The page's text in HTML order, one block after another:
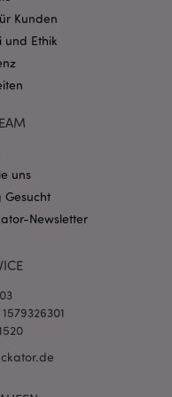
Kunden
und Ethik
uns
Gesucht
Newsletter
CookieScript